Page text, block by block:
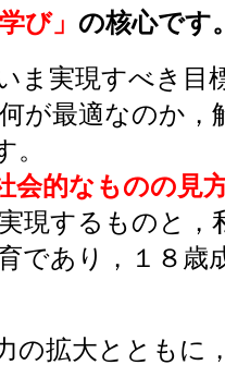
び」 の核心です。
ま実現すべき目
が最適なのか
。
会的なものの見
現するものと，
であり，１８歳
拡大とともに